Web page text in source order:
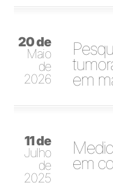
20 de
Maio
de
2026
em
11 de
Julho
de
2025
em